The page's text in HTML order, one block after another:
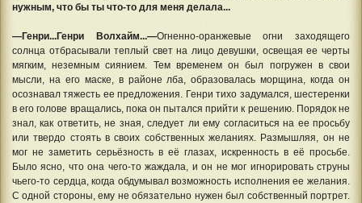
нужным, что бы ты что-то для меня делала...
—Генри...Генри Волхайм...—Огненно-оранжевые огни заходящего
солнца отбрасывали теплый свет на лицо девушки, освещая ее черты
мягким, неземным сиянием. Тем временем он был погружен в свои
мысли, на его маске, в районе лба, образовалась морщина, когда он
осознавал тяжесть ее предложения. Генри тихо задумался, шестеренки
в его голове вращались, пока он пытался прийти к решению. Порядок не
знал, как ответить, не зная, следует ли ему согласиться на ее просьбу
или твердо стоять в своих собственных желаниях. Размышляя, он не
мог не заметить серьёзность в её глазах, искренность в её просьбе.
Было ясно, что она чего-то жаждала, и он не мог игнорировать струны
чьего-то сердца, когда обдумывал возможность исполнения ее желания.
С одной стороны, ему не обязательно нужен был собственный портрет.